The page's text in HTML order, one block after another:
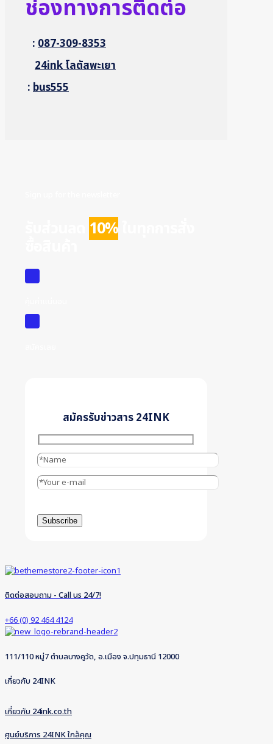
ช่องทางการติดต่อ
:087-309-8353
24ink โลตัสพะเยา
:bus555
10%
สมัครรับข่าวสาร 24INK
ติดต่อสอบถาม - Call us 24/7!
+66 (0) 92 464 4124
111/110 หมู่7 ตำบลบางคูวัด, อ.เมือง จ.ปทุมธานี 12000
เกี่ยวกับ 24INK
เกี่ยวกับ 24ink.co.th
ศูนย์บริการ 24INK ใกล้คุณ